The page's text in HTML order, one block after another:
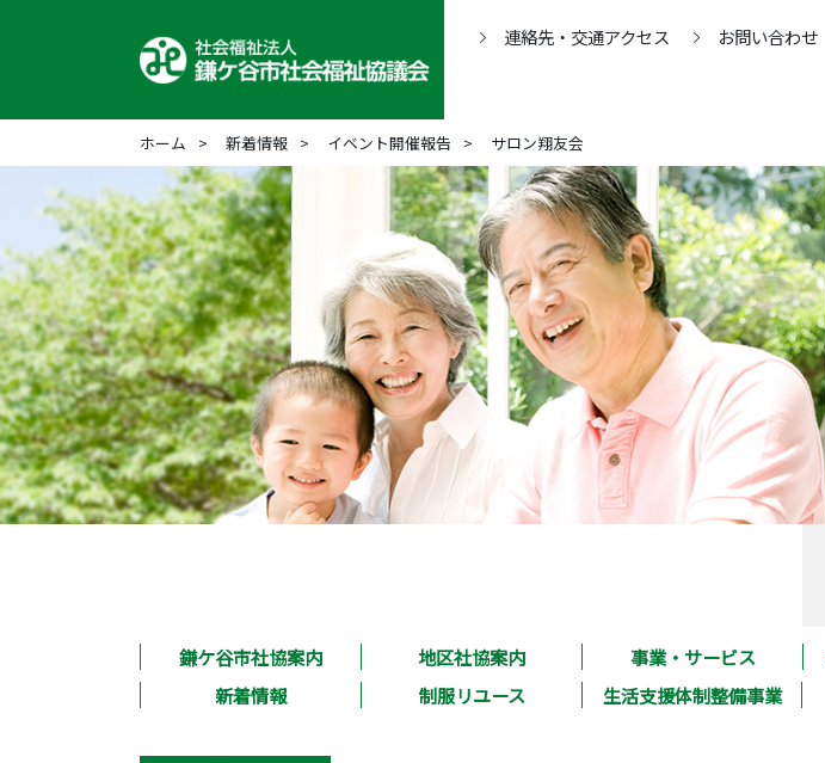
連絡先・交通アクセス お問い合わせ
ホーム 新着情報 イベント開催報告 サロン翔友会
鎌ケ谷市社協案内 地区社協案内 事業・サービス
新着情報
制服リユース 生活支援体制整備事業